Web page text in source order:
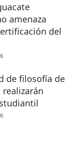
amenaza
del
de filosofía de
realizarán